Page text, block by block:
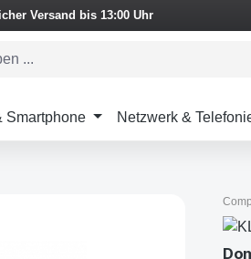
Versand bis 13:00 Uhr
Smartphone Netzwerk &